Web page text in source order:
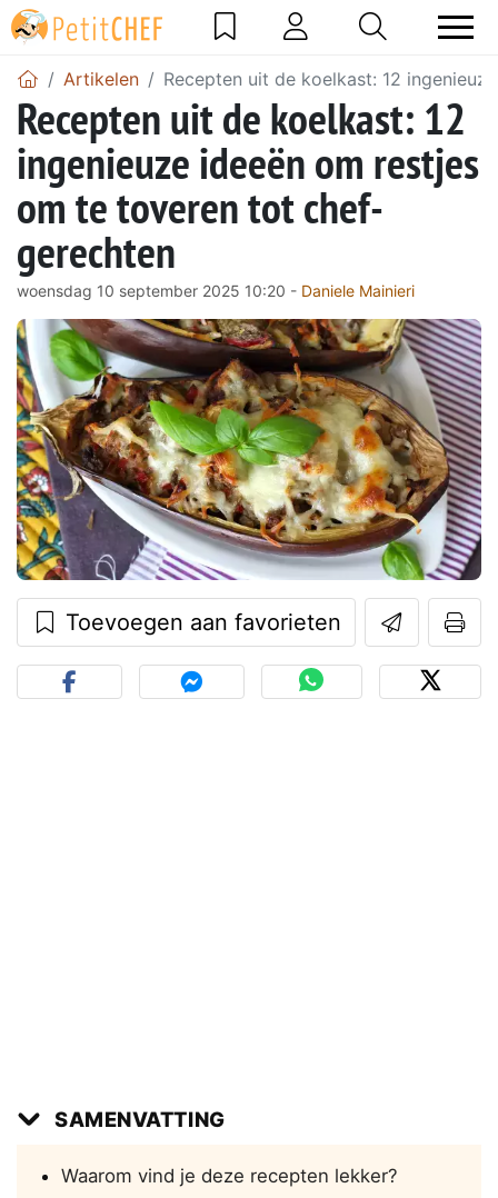
Artikelen Recepten uit de koelkast: 12
Recepten uit de koelkast: 12
ingenieuze ideeën om restjes
om te toveren tot chef-
gerechten
woensdag 10 september 2025 10:20 - Daniele Mainieri
Toevoegen aan favorieten
SAMENVATTING
Waarom vind je deze recepten lekker?